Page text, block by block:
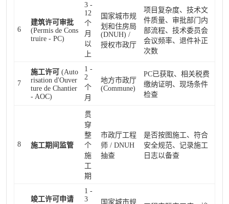
6
建筑许可审批
(Permis de Cons
truire - PC)
3 -
12
个
月
以
上
国家城市规
划和住房局
(DNUH) /
授权市政厅
项目复杂度、技术文
件质量、审批部门内
部流程、技术委员会
会议频率、退件补正
次数
7
施工许可 (Auto
risation d'Ouver
ture de Chantier
- AOC)
1 -
2
个
月
地方市政厅
(Commune)
PC已获取、相关税费
缴纳证明、现场条件
检查
8 施工期间监管
贯
穿
整
个
施
工
期
市政厅工程
师 / DNUH
抽查
是否按图施工、符合
安全规范、记录施工
日志以备查
竣工许可申请
1 -
3
国家城市规